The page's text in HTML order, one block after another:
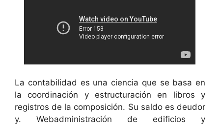
La contabilidad es una ciencia que se basa en
la coordinación y estructuración en libros y
registros de la composición. Su saldo es deudor
y. Webadministración de edificios y